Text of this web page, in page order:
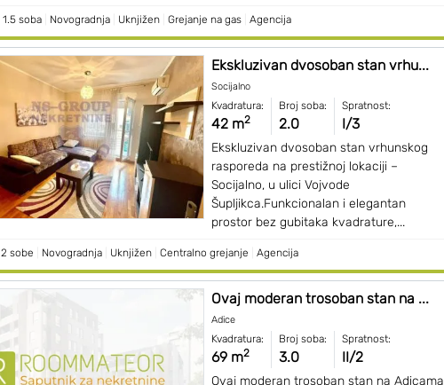
1.5 soba Novogradnja Uknjižen Grejanje na gas Agencija
Ekskluzivan dvosoban stan vrhu...
Socijalno
Kvadratura:
42 m2
Broj soba:
2.0
Spratnost:
I/3
Ekskluzivan dvosoban stan vrhunskog
rasporeda na prestižnoj lokaciji –
Socijalno, u ulici Vojvode
Šupljikca.Funkcionalan i elegantan
prostor bez gubitaka kvadrature,...
2 sobe Novogradnja Uknjižen Centralno grejanje Agencija
Ovaj moderan trosoban stan na ...
Adice
Kvadratura:
69 m2
Broj soba:
3.0
Spratnost:
II/2
Ovaj moderan trosoban stan na Adicama